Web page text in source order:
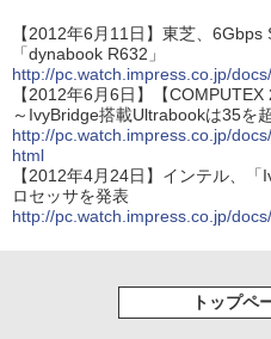
【2012年6月11日】東芝、
「dynabook R632」
http://pc.watch.impress.co.jp/
【2012年6月6日】【
～IvyBridge搭載Ultrabookは35を
http://pc.watch.impress.co.jp/
html
【2012年4月24日】インテル、
ロセッサを発表
http://pc.watch.impress.co.jp/
トップペ